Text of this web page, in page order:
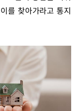
를 찾아가라고 통지